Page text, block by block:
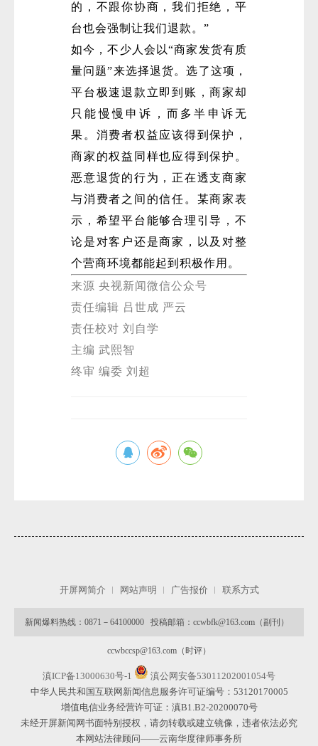
的，不跟你协商，我们拒绝，平
台也会强制让我们退款。”
如今，不少人会以“商家发货有质
量问题”来选择退货。选了这项，
平台极速退款立即到账，商家却
只能慢慢申诉，而多半申诉无
果。消费者权益应该得到保护，
商家的权益同样也应得到保护。
恶意退货的行为，正在透支商家
与消费者之间的信任。某商家表
示，希望平台能够合理引导，不
论是对客户还是商家，以及对整
个营商环境都能起到积极作用。
来源 央视新闻微信公众号
责任编辑 吕世成 严云
责任校对 刘自学
主编 武熙智
终审 编委 刘超
开屏网简介 网站声明 广告报价 联系方式
新闻爆料热线：0871－64100000 投稿邮箱：ccwbfk@163.com（副刊）
ccwbccsp@163.com（时评）
滇ICP备13000630号-1
滇公网安备53011202001054号
中华人民共和国互联网新闻信息服务许可证编号：53120170005
增值电信业务经营许可证：滇B1.B2-20200070号
未经开屏新闻网书面特别授权，请勿转载或建立镜像，违者依法必究
本网站法律顾问——云南华度律师事务所